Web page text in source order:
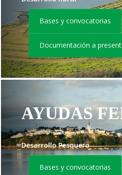
Bases y convocatorias
Documentación a
AYUDAS
Desarrollo Pesquero
Bases y convocatorias